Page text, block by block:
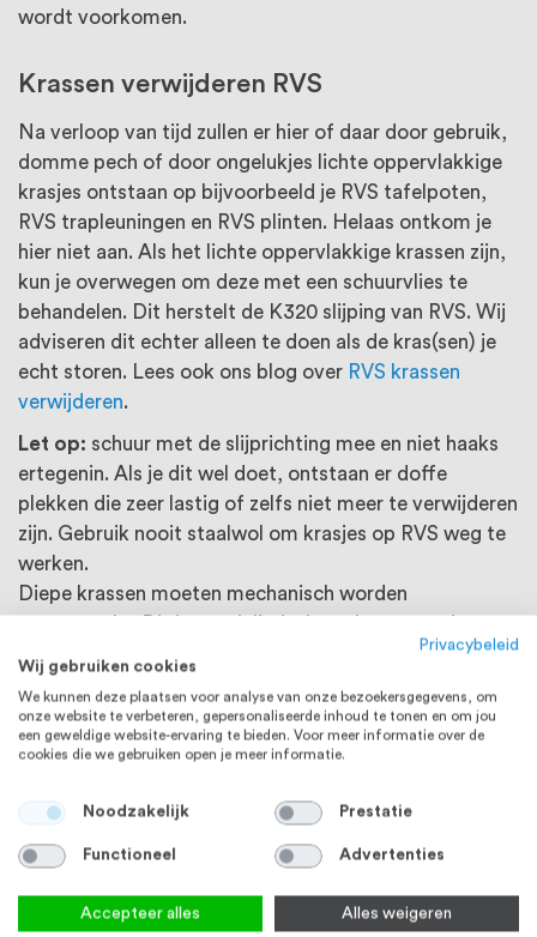
wordt voorkomen.
Krassen verwijderen RVS
Na verloop van tijd zullen er hier of daar door gebruik,
domme pech of door ongelukjes lichte oppervlakkige
krasjes ontstaan op bijvoorbeeld je RVS tafelpoten,
RVS trapleuningen en RVS plinten. Helaas ontkom je
hier niet aan. Als het lichte oppervlakkige krassen zijn,
kun je overwegen om deze met een schuurvlies te
behandelen. Dit herstelt de K320 slijping van RVS. Wij
adviseren dit echter alleen te doen als de kras(sen) je
echt storen. Lees ook ons blog over RVS krassen
verwijderen.
Let op: schuur met de slijprichting mee en niet haaks
ertegenin. Als je dit wel doet, ontstaan er doffe
plekken die zeer lastig of zelfs niet meer te verwijderen
zijn. Gebruik nooit staalwol om krasjes op RVS weg te
werken.
Diepe krassen moeten mechanisch worden
Vlekken op roestvrij staal
Last, but not least: gebruik geen olie voor het
schoonmaken van RVS. Vaak wordt beweerd dat je een
RVS afzuigkap schoon moet maken met olie, zoals
olijfolie, sla olie of babyolie. Ik raad dit absoluut niet
zo dat een oppervlak mooi gaat glanzen als je het met
Privacybeleid
Wij gebruiken cookies
We kunnen deze plaatsen voor analyse van onze bezoekersgegevens, om
onze website te verbeteren, gepersonaliseerde inhoud te tonen en om jou
een geweldige website-ervaring te bieden. Voor meer informatie over de
cookies die we gebruiken open je meer informatie.
Noodzakelijk Prestatie
Functioneel Advertenties
Accepteer alles Alles weigeren